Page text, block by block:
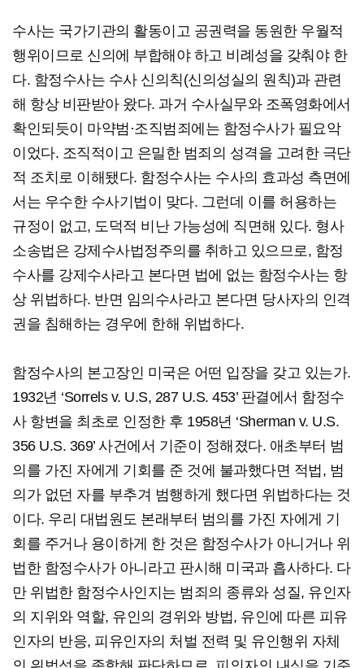
수사는 국가기관의 활동이고 공권력을 동원한 우월적
행위이므로 신의에 부합해야 하고 비례성을 갖춰야 한
다. 함정수사는 수사 신의칙(신의성실의 원칙)과 관련
해 항상 비판받아 왔다. 과거 수사실무와 조폭영화에서
확인되듯이 마약범·조직범죄에는 함정수사가 필요악
이었다. 조직적이고 은밀한 범죄의 성격을 고려한 극단
적 조치로 이해됐다. 함정수사는 수사의 효과성 측면에
서는 우수한 수사기법이 맞다. 그런데 이를 허용하는
규정이 없고, 도덕적 비난 가능성에 직면해 있다. 형사
소송법은 강제수사법정주의를 취하고 있으므로, 함정
수사를 강제수사라고 본다면 법에 없는 함정수사는 항
상 위법하다. 반면 임의수사라고 본다면 당사자의 인격
권을 침해하는 경우에 한해 위법하다.
함정수사의 본고장인 미국은 어떤 입장을 갖고 있는가.
1932년 ‘Sorrels v. U.S, 287 U.S. 453’ 판결에서 함정수
사 항변을 최초로 인정한 후 1958년 ‘Sherman v. U.S.
356 U.S. 369’ 사건에서 기준이 정해졌다. 애초부터 범
의를 가진 자에게 기회를 준 것에 불과했다면 적법, 범
의가 없던 자를 부추겨 범행하게 했다면 위법하다는 것
이다. 우리 대법원도 본래부터 범의를 가진 자에게 기
회를 주거나 용이하게 한 것은 함정수사가 아니거나 위
법한 함정수사가 아니라고 판시해 미국과 흡사하다. 다
만 위법한 함정수사인지는 범죄의 종류와 성질, 유인자
의 지위와 역할, 유인의 경위와 방법, 유인에 따른 피유
인자의 반응, 피유인자의 처벌 전력 및 유인행위 자체